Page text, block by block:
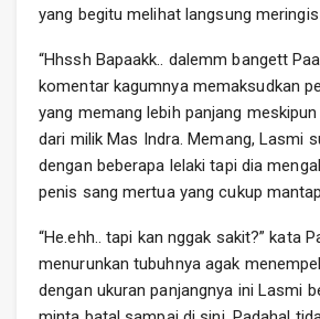
yang begitu melihat langsung
“Hhssh Bapaakk.. dalemm bangett
komentar kagumnya memaksudkan
yang memang lebih panjang
dari milik Mas Indra. Memang, Lasmi
dengan beberapa lelaki tapi dia
penis sang mertua yang cukup
“He.ehh.. tapi kan nggak sakit?” kata
menurunkan tubuhnya agak
dengan ukuran panjangnya ini Lasmi